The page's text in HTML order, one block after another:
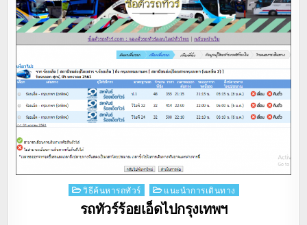
Posted
วิธีค้นหารถทัวร์ แนะนำการเดินทาง
รถทัวร์ร้อยเอ็ดไปกรุงเทพฯ